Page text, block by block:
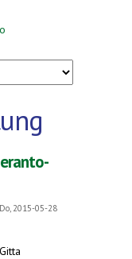
2015-05-28